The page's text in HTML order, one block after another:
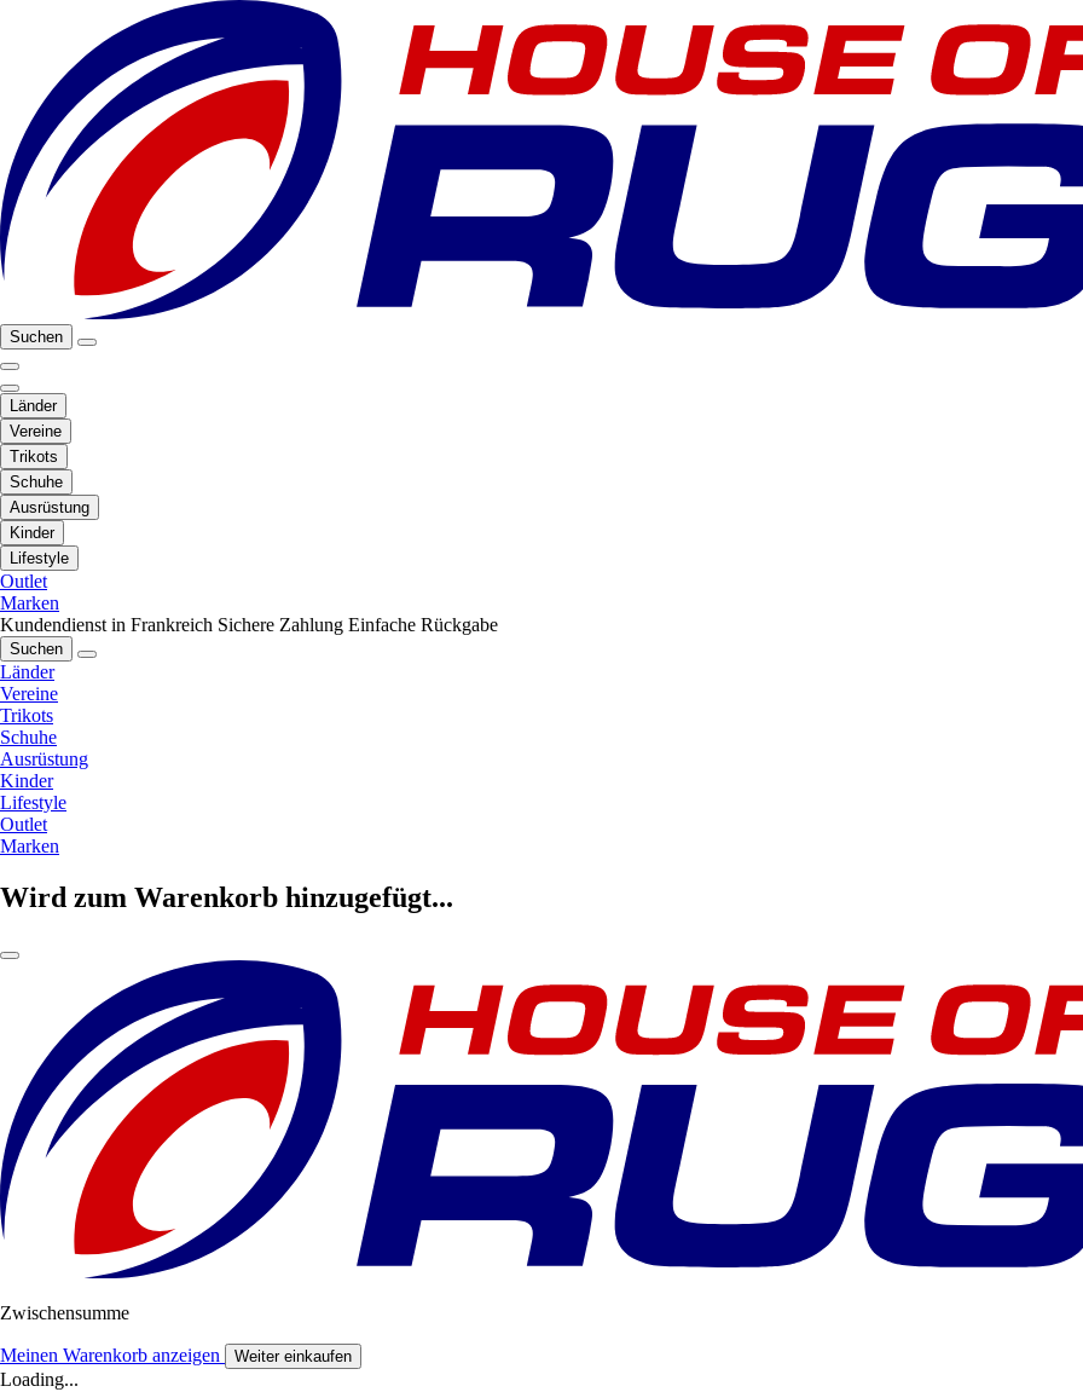
Suchen
Länder
Vereine
Trikots
Schuhe
Ausrüstung
Kinder
Lifestyle
Outlet
Marken
Kundendienst in Frankreich Sichere Zahlung Einfache Rückgabe
Suchen
Länder
Vereine
Trikots
Schuhe
Ausrüstung
Kinder
Lifestyle
Outlet
Marken
Wird zum Warenkorb hinzugefügt...
Zwischensumme
Meinen Warenkorb anzeigen Weiter einkaufen
Loading...